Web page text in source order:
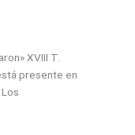
XVIII T.
presente en